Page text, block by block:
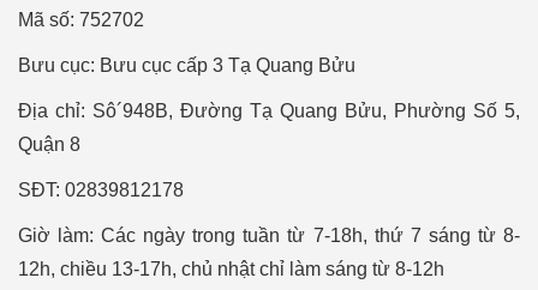
Mã số: 752702
Bưu cục: Bưu cục cấp 3 Tạ Quang Bửu
Địa chỉ: Sô´948B, Đường Tạ Quang Bửu, Phường Số 5,
Quận 8
SÐT: 02839812178
Giờ làm: Các ngày trong tuần từ 7-18h, thứ 7 sáng từ 8-
12h, chiều 13-17h, chủ nhật chỉ làm sáng từ 8-12h